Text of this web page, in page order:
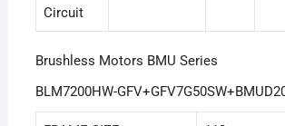
Circuit
Brushless Motors BMU Series
BLM7200HW-GFV+GFV7G50SW+